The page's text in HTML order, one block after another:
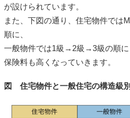
が設けられています。
また、下図の通り、住宅物件で
順に、
一般物件では1級→2級→3級の順に
保険料も高くなっていきます。
図 住宅物件と一般住宅の構造級別